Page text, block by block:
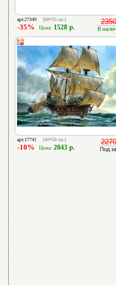
арт.27349 [60*35 см.]
-35% Цена: 1528 р. В
арт.17741 [40*50 см.]
-10% Цена: 2043 р. Под